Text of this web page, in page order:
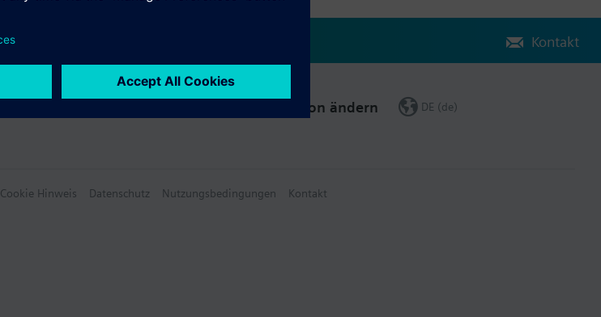
Kontakt
Region ändern DE (de)
Cookie Hinweis Datenschutz Nutzungsbedingungen Kontakt